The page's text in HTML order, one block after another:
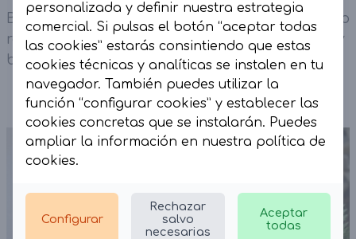
Blusa Volantes Ribete Bordado Azul Claro. Cuello
redondo alto y corte evasé. Cremallera trasera y
botonadura en puños.
personalizada y definir nuestra estrategia
comercial. Si pulsas el botón “aceptar todas
las cookies” estarás consintiendo que estas
cookies técnicas y analíticas se instalen en tu
navegador. También puedes utilizar la
función “configurar cookies” y establecer las
cookies concretas que se instalarán. Puedes
ampliar la información en nuestra política de
cookies.
Configurar
Rechazar
salvo
necesarias
Aceptar
todas